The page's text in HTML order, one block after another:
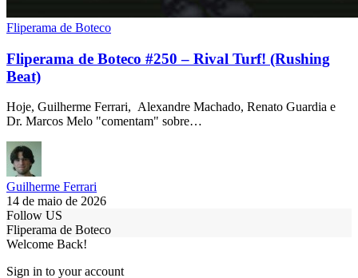
Fliperama de Boteco
Fliperama de Boteco #250 – Rival Turf! (Rushing
Beat)
Hoje, Guilherme Ferrari, Alexandre Machado, Renato Guardia e
Dr. Marcos Melo "comentam" sobre…
Guilherme Ferrari
14 de maio de 2026
Follow US
Fliperama de Boteco
Welcome Back!
Sign in to your account